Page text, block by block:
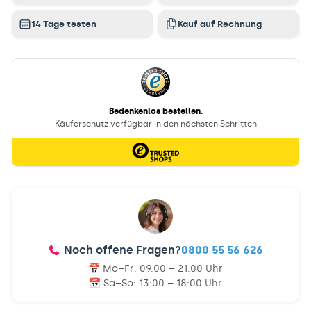
14 Tage testen Kauf auf Rechnung
Noch offene Fragen?0800 55 56 626
📅 Mo–Fr: 09:00 – 21:00 Uhr
📅 Sa–So: 13:00 – 18:00 Uhr